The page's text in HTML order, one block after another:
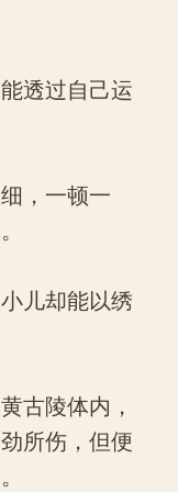
透过自己运
，一顿一
儿却能以绣
古陵体内，
所伤，但便